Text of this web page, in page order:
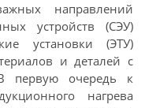
направлений
устройств (СЭУ)
установки (ЭТУ)
и деталей с
первую очередь к
нагрева